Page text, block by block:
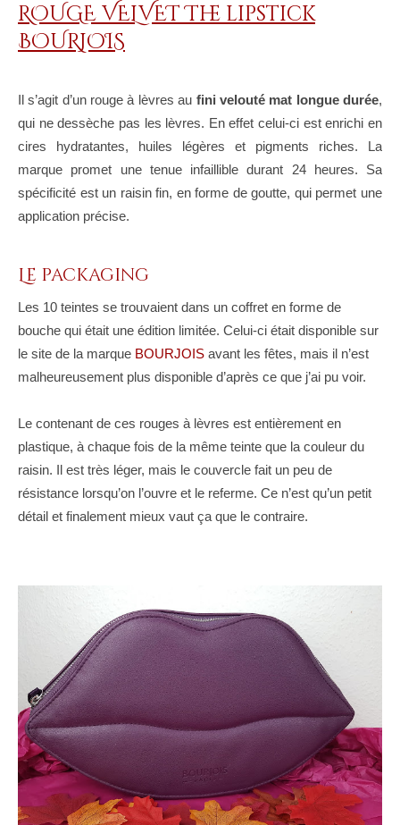
ROUGE VELVET The lipstick
BOURJOIS
Il s’agit d’un rouge à lèvres au fini velouté mat longue durée,
qui ne dessèche pas les lèvres. En effet celui-ci est enrichi en
cires hydratantes, huiles légères et pigments riches. La
marque promet une tenue infaillible durant 24 heures. Sa
spécificité est un raisin fin, en forme de goutte, qui permet une
application précise.
Le packaging
Les 10 teintes se trouvaient dans un coffret en forme de
bouche qui était une édition limitée. Celui-ci était disponible sur
le site de la marque BOURJOIS avant les fêtes, mais il n’est
malheureusement plus disponible d’après ce que j’ai pu voir.
Le contenant de ces rouges à lèvres est entièrement en
plastique, à chaque fois de la même teinte que la couleur du
raisin. Il est très léger, mais le couvercle fait un peu de
résistance lorsqu’on l’ouvre et le referme. Ce n’est qu’un petit
détail et finalement mieux vaut ça que le contraire.